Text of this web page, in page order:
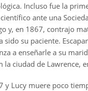
Incluso fue la
ante una
y, en 1867, contrajo
sido su paciente.
a enseñarle a su
la ciudad de Lawrence,
y Lucy muere poco